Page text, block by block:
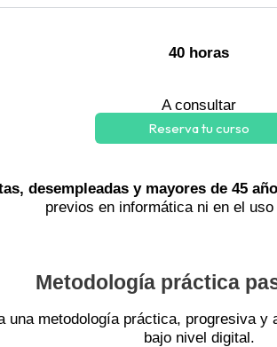
40 horas
A consultar
Reserva tu curso
desempleadas y mayores de 45
previos en informática ni en el
Metodología práctica
una metodología práctica, progresiva y
bajo nivel digital.